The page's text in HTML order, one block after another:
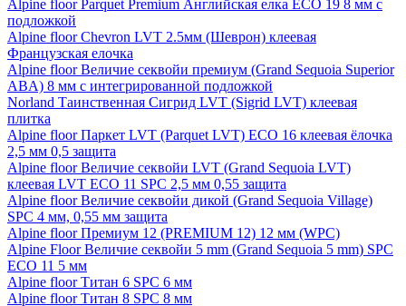
Alpine floor Parquet Premium Английская елка ECO 19 8 мм с
подложкой
Alpine floor Chevron LVT 2.5мм (Шеврон) клеевая
Французская елочка
Alpine floor Величие секвойи премиум (Grand Sequoia Superior
ABA) 8 мм с интегрированной подложкой
Norland Таинственная Сигрид LVT (Sigrid LVT) клеевая
плитка
Alpine floor Паркет LVT (Parquet LVT) ECO 16 клеевая ёлочка
2,5 мм 0,5 защита
Alpine floor Величие секвойи LVT (Grand Sequoia LVT)
клеевая LVT ECO 11 SPC 2,5 мм 0,55 защита
Alpine floor Величие секвойи дикой (Grand Sequoia Village)
SPC 4 мм, 0,55 мм защита
Alpine floor Премиум 12 (PREMIUM 12) 12 мм (WPC)
Alpine Floor Величие секвойи 5 mm (Grand Sequoia 5 mm) SPC
ECO 11 5 мм
Alpine floor Титан 6 SPC 6 мм
Alpine floor Титан 8 SPC 8 мм